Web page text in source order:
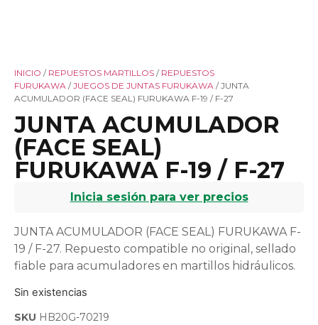
INICIO / REPUESTOS MARTILLOS / REPUESTOS
FURUKAWA /JUEGOS DE JUNTAS FURUKAWA / JUNTA
ACUMULADOR (FACE SEAL) FURUKAWA F-19 / F-27
JUNTA ACUMULADOR
(FACE SEAL)
FURUKAWA F-19 / F-27
Inicia sesión para ver precios
JUNTA ACUMULADOR (FACE SEAL) FURUKAWA F-
19 / F-27. Repuesto compatible no original, sellado
fiable para acumuladores en martillos hidráulicos.
Sin existencias
SKU HB20G-70219